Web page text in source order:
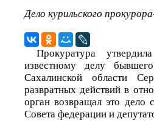
Дело курильского
Прокуратура
известному делу
Сахалинской области
развратных действий в
орган возвращал это дело
Совета федерации и